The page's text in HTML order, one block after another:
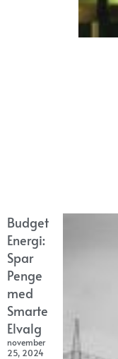
Budget
Energi:
Spar
Penge
med
Smarte
Elvalg
november
25, 2024